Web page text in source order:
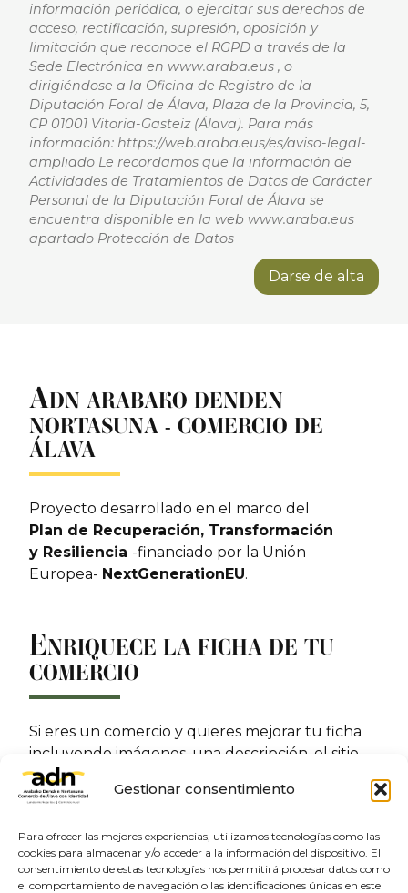
Gestionar consentimiento
Para ofrecer las mejores experiencias, utilizamos tecnologías como las
cookies para almacenar y/o acceder a la información del dispositivo. El
consentimiento de estas tecnologías nos permitirá procesar datos como
el comportamiento de navegación o las identificaciones únicas en este
información periódica, o ejercitar sus derechos de
acceso, rectificación, supresión, oposición y
limitación que reconoce el RGPD a través de la
Sede Electrónica en www.araba.eus , o
dirigiéndose a la Oficina de Registro de la
Diputación Foral de Álava, Plaza de la Provincia, 5,
CP 01001 Vitoria-Gasteiz (Álava). Para más
información: https://web.araba.eus/es/aviso-legal-
ampliado Le recordamos que la información de
Actividades de Tratamientos de Datos de Carácter
Personal de la Diputación Foral de Álava se
encuentra disponible en la web www.araba.eus
apartado Protección de Datos
Darse de alta
ADN ARABAKO DENDEN
NORTASUNA - COMERCIO DE
ÁLAVA
Proyecto desarrollado en el marco del
Plan de Recuperación, Transformación
y Resiliencia -financiado por la Unión
Europea- NextGenerationEU.
ENRIQUECE LA FICHA DE TU
COMERCIO
Si eres un comercio y quieres mejorar tu ficha
incluyendo imágenes, una descripción, el sitio
web o las redes sociales. Contacta con nosotros: